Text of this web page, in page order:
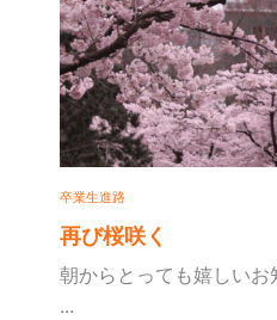
卒業生進路
再び桜咲く
朝からとっても嬉しいお
...